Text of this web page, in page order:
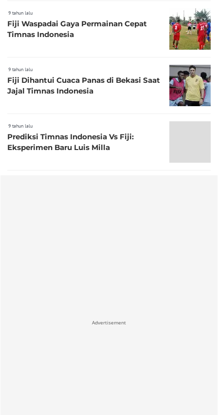
9 tahun lalu
Fiji Waspadai Gaya Permainan Cepat
Timnas Indonesia
9 tahun lalu
Fiji Dihantui Cuaca Panas di Bekasi Saat
Jajal Timnas Indonesia
9 tahun lalu
Prediksi Timnas Indonesia Vs Fiji:
Eksperimen Baru Luis Milla
Advertisement